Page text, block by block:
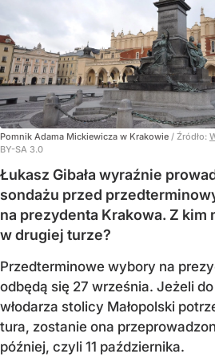
Pomnik Adama Mickiewicza w Krakowie / Źródło:
BY-SA 3.0
Łukasz Gibała wyraźnie
sondażu przed
na prezydenta Krakowa. Z kim
w drugiej turze?
Przedterminowe wybory na
odbędą się 27 września. Jeżeli
włodarza stolicy Małopolski
tura, zostanie ona
później, czyli 11 października.